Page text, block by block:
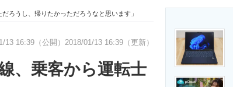
経営リーダーのコミュニティ
ろうし、帰りたかっただろうなと思います」
13 16:39（公開） 2018/01/13 16:39（更新）
、乗客から運転士